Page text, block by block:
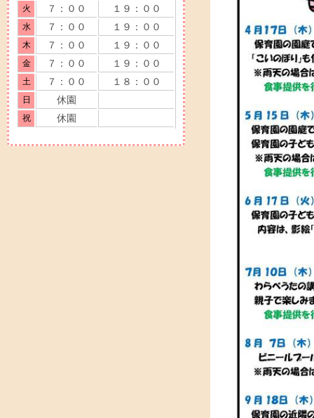
火 ７：００ １９：００
水 ７：００ １９：００
木 ７：００ １９：００
金 ７：００ １９：００
土 ７：００ １８：００
日 休園
祝 休園